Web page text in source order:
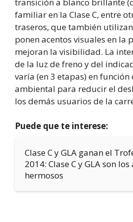
familiar en la Clase C, entre
traseros, que también
ponen acentos visuales en la
mejoran la visibilidad. La
de la luz de freno y del
varía (en 3 etapas) en
ambiental para reducir el
los demás usuarios de la
Puede que te interese:
Clase C y GLA ganan el
2014: Clase C y GLA son
hermosos